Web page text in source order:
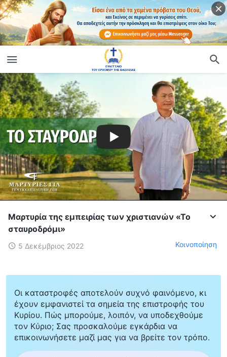
Μαρτυρία της εμπειρίας των χριστιανών «Το
σταυροδρόμι»
5 Δεκέμβριος 2022 Κοινοποίηση
Οι καταστροφές αποτελούν συχνό φαινόμενο, κι
έχουν εμφανιστεί τα σημεία της επιστροφής του
Κυρίου. Πώς μπορούμε, λοιπόν, να υποδεχθούμε
τον Κύριο; Σας προσκαλούμε εγκάρδια να
επικοινωνήσετε μαζί μας για να βρείτε τον τρόπο.